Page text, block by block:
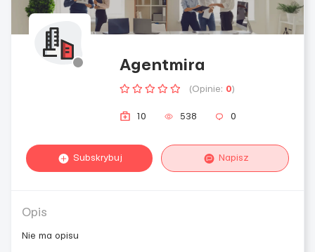
Agentmira
(Opinie: 0)
10 538 0
Subskrybuj Napisz
Opis
Nie ma opisu